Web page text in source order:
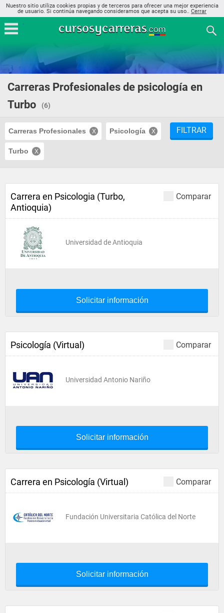
Nuestro sitio utiliza cookies propias y de terceros para ofrecer una mejor experiencia
de usuario. Si continúa navegando consideramos que acepta su uso.. Cerrar
Carreras Profesionales de psicología en
Turbo
(6)
Carreras Profesionales Psicología
Turbo
FILTRAR
Comparar
Carrera en Psicologia (Turbo,
Antioquia)
Universidad de Antioquia
Solicitar información
Comparar
Psicología (Virtual)
Universidad Antonio Nariño
Solicitar información
Comparar
Carrera en Psicología (Virtual)
Fundación Universitaria Católica del Norte
Solicitar información